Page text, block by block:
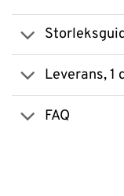
Leverans, 1
FAQ